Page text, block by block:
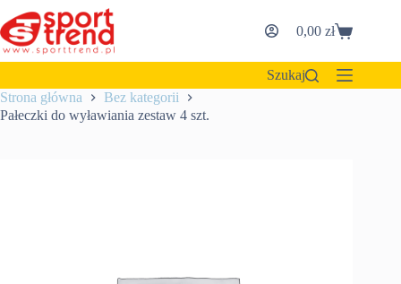
do
treści
Koszyk
0,00zł
Szukaj
Strona główna
Bez kategorii
Pałeczki do wyławiania zestaw 4 szt.